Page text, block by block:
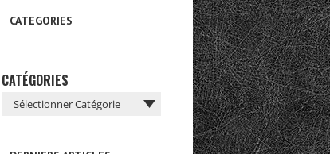
CATEGORIES
CATÉGORIES